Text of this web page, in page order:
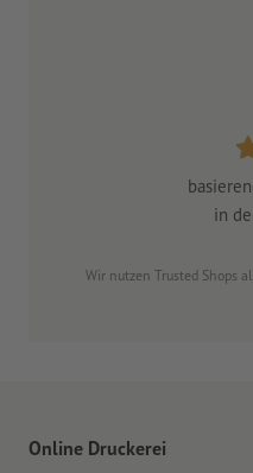
in
Wir nutzen Trusted Shops
Online Druckerei